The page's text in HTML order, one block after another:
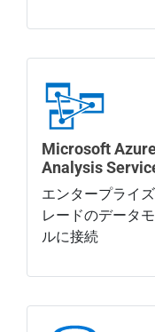
Microsoft
Analysis
エンタープライ
レードのデータ
ルに接続